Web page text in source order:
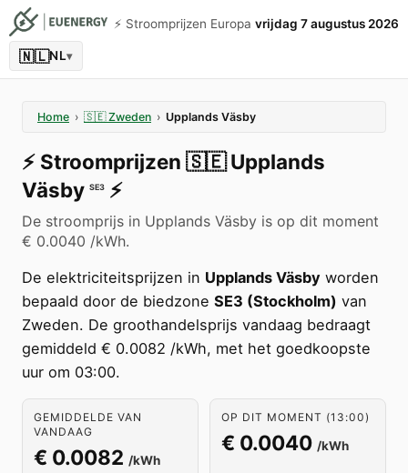
⚡️ Stroomprijzen Europa vrijdag 7 augustus 2026
🇳🇱NL▾
Home › 🇸🇪 Zweden › Upplands Väsby
⚡️ Stroomprijzen 🇸🇪 Upplands
Väsby SE3 ⚡️
De stroomprijs in Upplands Väsby is op dit moment
€ 0.0040 /kWh.
De elektriciteitsprijzen in Upplands Väsby worden
bepaald door de biedzone SE3 (Stockholm) van
Zweden. De groothandelsprijs vandaag bedraagt
gemiddeld € 0.0082 /kWh, met het goedkoopste
uur om 03:00.
GEMIDDELDE VAN
VANDAAG
€ 0.0082 /kWh
OP DIT MOMENT (13:00)
€ 0.0040 /kWh